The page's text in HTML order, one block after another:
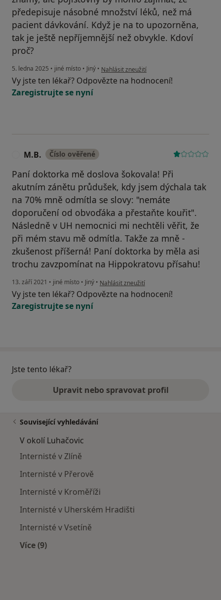
předepisuje násobné množství léků, než má
pacient dávkování. Když je na to upozorněna,
tak je ještě nepříjemnější než obvykle. Kdoví
proč?
5. ledna 2025 • jiné místo • Jiný • podle názoru uživatele Vladislav
Nahlásit zneužití
Vy jste ten lékař? Odpovězte na hodnocení!
Zaregistrujte se nyní
M.B. Číslo ověřené
Paní doktorka mě doslova šokovala! Při
akutním zánětu průdušek, kdy jsem dýchala tak
na 70% mně odmítla se slovy: "nemáte
doporučení od obvoďáka a přestaňte kouřit".
Následně v UH nemocnici mi nechtěli věřit, že
při mém stavu mě odmítla. Takže za mně -
zkušenost příšerná! Paní doktorka by měla asi
trochu zavzpomínat na Hippokratovu přísahu!
13. září 2021 • jiné místo • Jiný • podle názoru uživatele M.B.
Nahlásit zneužití
Vy jste ten lékař? Odpovězte na hodnocení!
Zaregistrujte se nyní
Jste tento lékař?
Upravit nebo spravovat profil
Související vyhledávání
V okolí Luhačovic
Internisté v Zlíně
Internisté v Přerově
Internisté v Kroměříži
Internisté v Uherském Hradišti
Internisté v Vsetíně
Více (9)